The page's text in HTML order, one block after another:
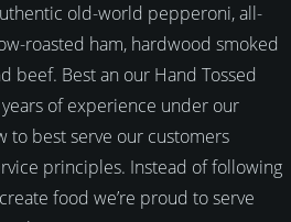
old-world pepperoni, all-
roasted ham, hardwood smoked
beef. Best an our Hand Tossed
of experience under our
to best serve our customers
principles. Instead of following
food we’re proud to serve